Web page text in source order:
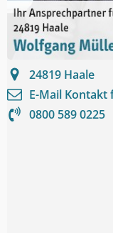
24819 Haale
E-Mail Kontakt
0800 589 0225